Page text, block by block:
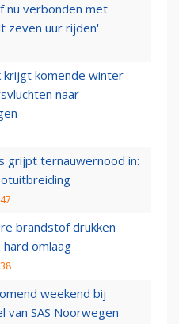
nu verbonden met
zeven uur rijden'
krijgt komende winter
naar
grijpt ternauwernood in:
brandstof drukken
omlaag
weekend bij
van SAS Noorwegen